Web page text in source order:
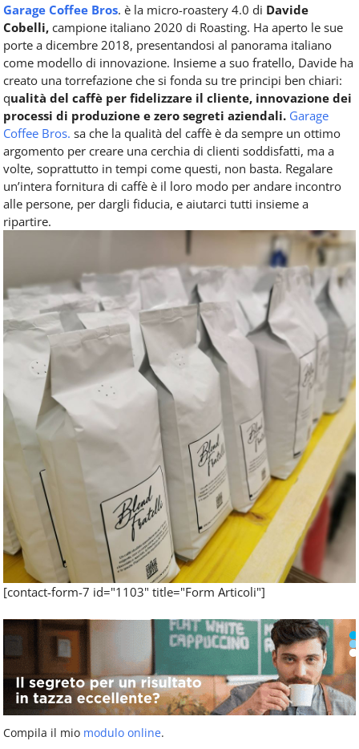
Garage Coffee Bros. è la micro-roastery 4.0 di Davide
Cobelli, campione italiano 2020 di Roasting. Ha aperto le sue
porte a dicembre 2018, presentandosi al panorama italiano
come modello di innovazione. Insieme a suo fratello, Davide ha
creato una torrefazione che si fonda su tre principi ben chiari:
qualità del caffè per fidelizzare il cliente, innovazione dei
processi di produzione e zero segreti aziendali. Garage
Coffee Bros. sa che la qualità del caffè è da sempre un ottimo
argomento per creare una cerchia di clienti soddisfatti, ma a
volte, soprattutto in tempi come questi, non basta. Regalare
un’intera fornitura di caffè è il loro modo per andare incontro
alle persone, per dargli fiducia, e aiutarci tutti insieme a
ripartire.
[contact-form-7 id="1103" title="Form Articoli"]
Compila il mio modulo online.